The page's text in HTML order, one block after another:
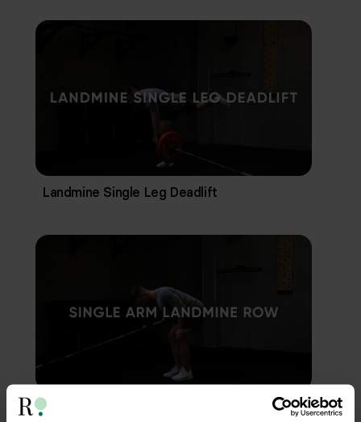
Landmine Single Leg Deadlift
Single Arm Landmine Row